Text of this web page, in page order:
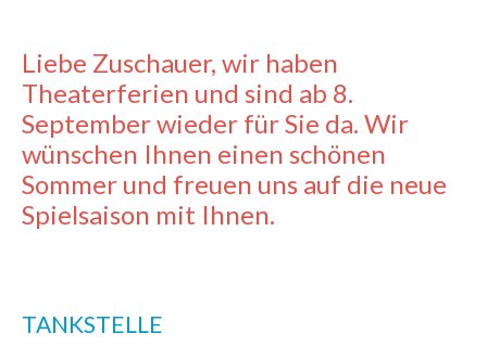
Liebe Zuschauer, wir haben
Theaterferien und sind ab 8.
September wieder für Sie da. Wir
wünschen Ihnen einen schönen
Sommer und freuen uns auf die neue
Spielsaison mit Ihnen.
TANKSTELLE